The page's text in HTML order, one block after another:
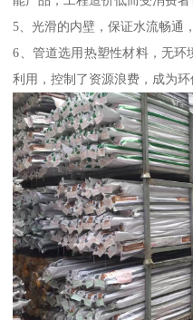
5、光滑的内壁，保证水流畅通
6、管道选用热塑性材料，无
利用，控制了资源浪费，成为环